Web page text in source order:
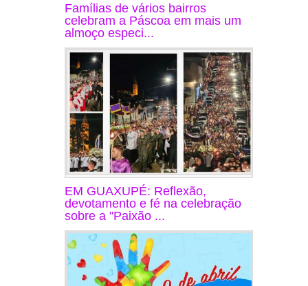
Famílias de vários bairros
celebram a Páscoa em mais um
almoço especi...
EM GUAXUPÉ: Reflexão,
devotamento e fé na celebração
sobre a "Paixão ...